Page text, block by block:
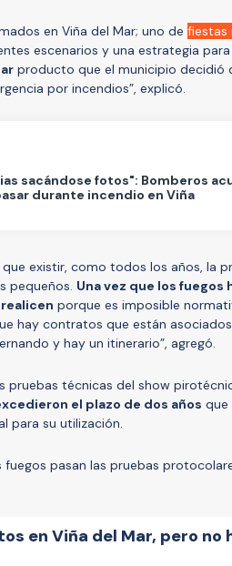
en Viña del Mar; uno de fiestas
escenarios y una estrategia
producto que el municipio decidió
por incendios”, explicó.
sacándose fotos": Bomberos
durante incendio en Viña
existir, como todos los años, la
pequeños. Una vez que los fuegos
porque es imposible
hay contratos que están
y hay un itinerario”, agregó.
pruebas técnicas del show
el plazo de dos años que
para su utilización.
pasan las pruebas
en Viña del Mar, pero no